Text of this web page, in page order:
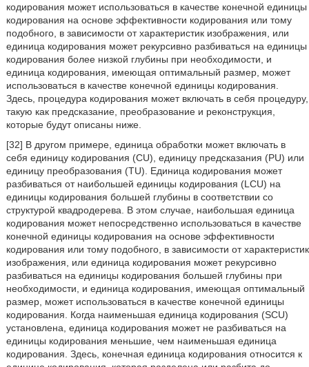
кодирования может использоваться в качестве конечной единицы
кодирования на основе эффективности кодирования или тому
подобного, в зависимости от характеристик изображения, или
единица кодирования может рекурсивно разбиваться на единицы
кодирования более низкой глубины при необходимости, и
единица кодирования, имеющая оптимальный размер, может
использоваться в качестве конечной единицы кодирования.
Здесь, процедура кодирования может включать в себя процедуру,
такую как предсказание, преобразование и реконструкция,
которые будут описаны ниже.
[32] В другом примере, единица обработки может включать в
себя единицу кодирования (CU), единицу предсказания (PU) или
единицу преобразования (TU). Единица кодирования может
разбиваться от наибольшей единицы кодирования (LCU) на
единицы кодирования большей глубины в соответствии со
структурой квадродерева. В этом случае, наибольшая единица
кодирования может непосредственно использоваться в качестве
конечной единицы кодирования на основе эффективности
кодирования или тому подобного, в зависимости от характеристик
изображения, или единица кодирования может рекурсивно
разбиваться на единицы кодирования большей глубины при
необходимости, и единица кодирования, имеющая оптимальный
размер, может использоваться в качестве конечной единицы
кодирования. Когда наименьшая единица кодирования (SCU)
установлена, единица кодирования может не разбиваться на
единицы кодирования меньшие, чем наименьшая единица
кодирования. Здесь, конечная единица кодирования относится к